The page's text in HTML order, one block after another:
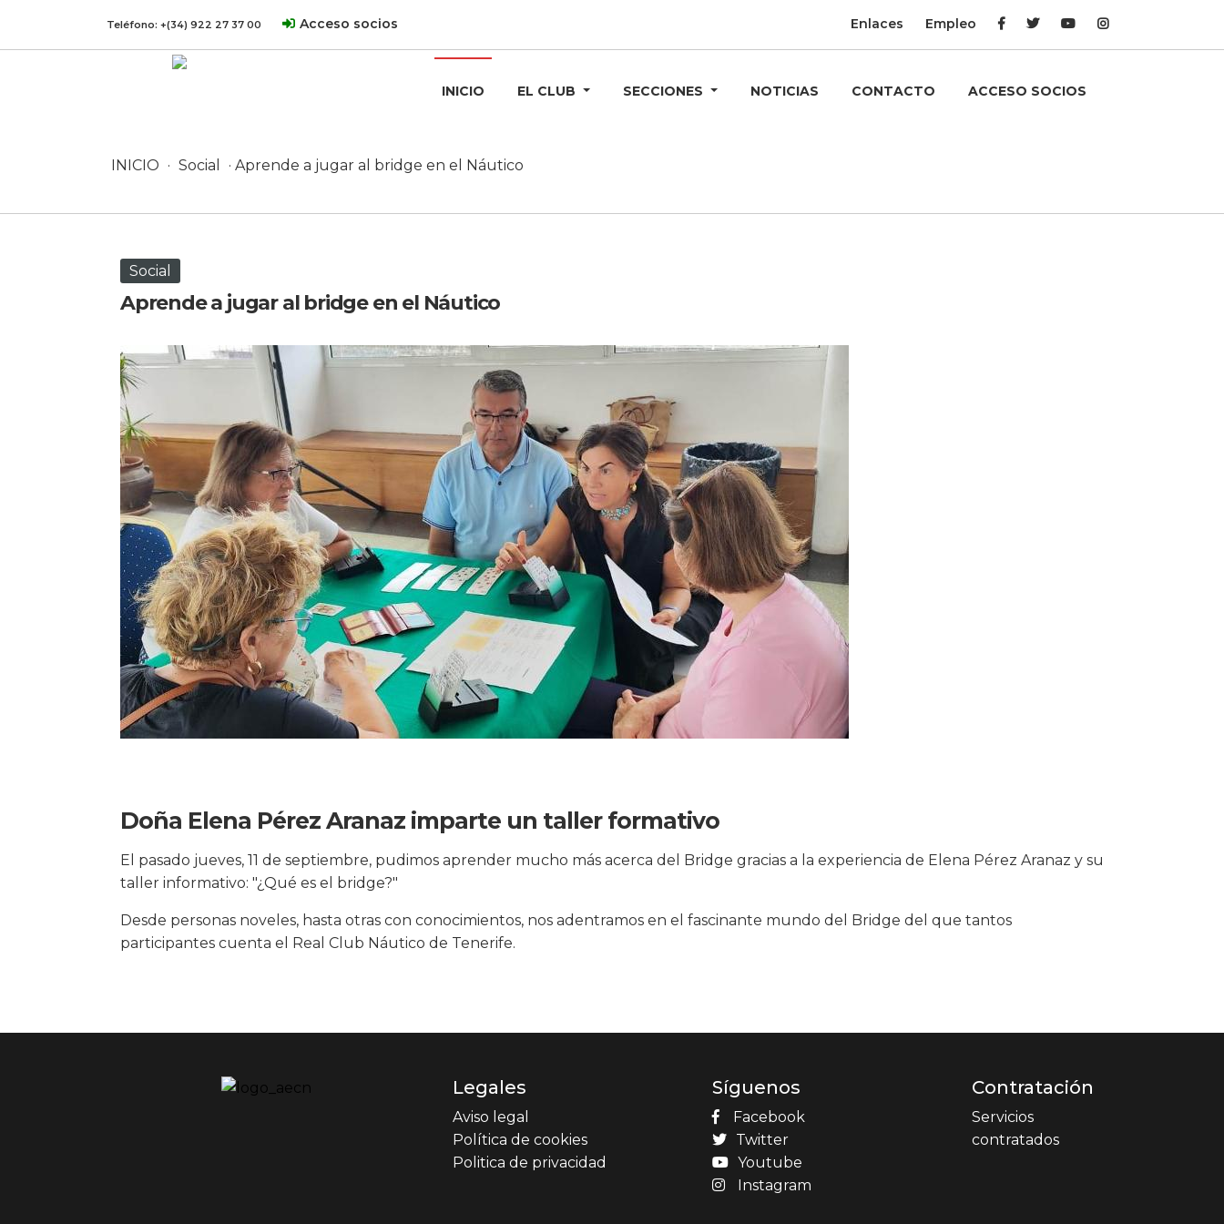
Teléfono: +(34) 922 27 37 00 Acceso socios Enlaces Empleo
INICIO EL CLUB SECCIONES NOTICIAS CONTACTO ACCESO SOCIOS
INICIO · Social · Aprende a jugar al bridge en el Náutico
Social
Aprende a jugar al bridge en el Náutico
Doña Elena Pérez Aranaz imparte un taller formativo
El pasado jueves, 11 de septiembre, pudimos aprender mucho más acerca del Bridge gracias a la experiencia de Elena Pérez Aranaz y su
taller informativo: "¿Qué es el bridge?"
Desde personas noveles, hasta otras con conocimientos, nos adentramos en el fascinante mundo del Bridge del que tantos
participantes cuenta el Real Club Náutico de Tenerife.
Legales
Aviso legal
Política de cookies
Politica de privacidad
Síguenos
Facebook
Twitter
Youtube
Instagram
Contratación
Servicios
contratados